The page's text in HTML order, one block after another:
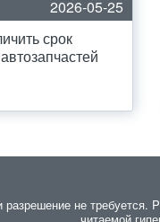
2026-05-25
срок
не требуется.